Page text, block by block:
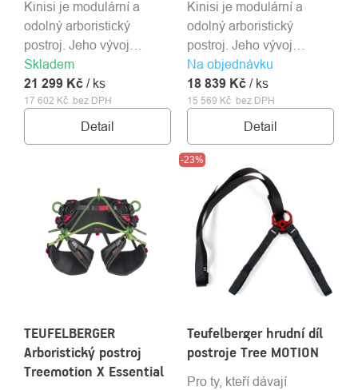
Skladem
17 602 Kč bez DPH
21 299 Kč / ks
Detail
Kinisi je modulární a
odolný arboristický
postroj. Jeho vývoj
probíhal za úzké
spolupráce DMM a
Treemagineers.
Na objednávku
15 569 Kč bez DPH
18 839 Kč / ks
Detail
Kinisi je modulární a
odolný arboristický
postroj. Jeho vývoj
probíhal za úzké
spolupráce DMM a
Treemagineers.
TEUFELBERGER
Arboristický postroj
Treemotion X Essential
-23%
Teufelberger hrudní díl
postroje Tree MOTION
Pro ty, kteří dávají